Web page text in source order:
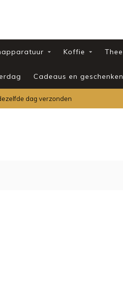
Koffie Thee
Cadeaus en geschenken
dag verzonden